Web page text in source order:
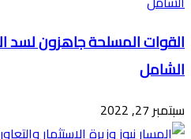
القوات المسلحة جاهزون لسد
الشامل
سبتمبر 27, 2022